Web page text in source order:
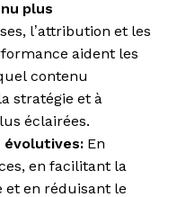
plus
l’attribution et les
aident les
contenu
stratégie et à
éclairées.
évolutives: En
en facilitant la
en réduisant le